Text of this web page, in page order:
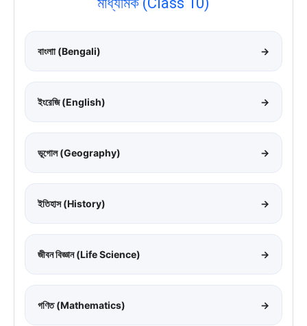
বাংলাা (Bengali) →
ইংরেজি (English) →
ভূগোল (Geography) →
ইতিহাস (History) →
জীবন বিজ্ঞান (Life Science) →
গণিত (Mathematics) →